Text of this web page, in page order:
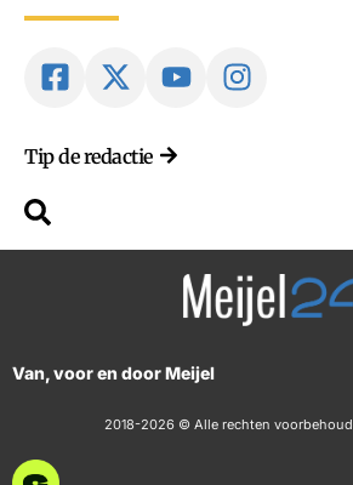
Tip de redactie
Van, voor en door Meijel
2018-2026 © Alle rechten